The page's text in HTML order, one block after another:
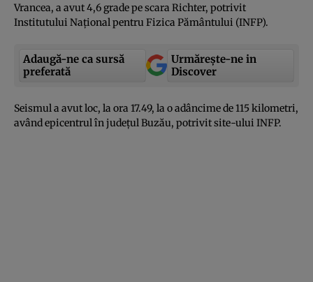
Vrancea, a avut 4,6 grade pe scara Richter, potrivit
Institutului Naţional pentru Fizica Pământului (INFP).
Adaugă-ne ca sursă
preferată
Urmărește-ne in
Discover
Seismul a avut loc, la ora 17.49, la o adâncime de 115 kilometri,
având epicentrul în judeţul Buzău, potrivit site-ului INFP.